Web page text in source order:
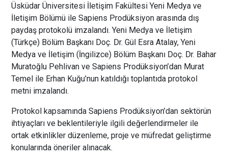
Üsküdar Üniversitesi İletişim Fakültesi Yeni Medya ve
İletişim Bölümü ile Sapiens Prodüksiyon arasında dış
paydaş protokolü imzalandı. Yeni Medya ve İletişim
(Türkçe) Bölüm Başkanı Doç. Dr. Gül Esra Atalay, Yeni
Medya ve İletişim (İngilizce) Bölüm Başkanı Doç. Dr. Bahar
Muratoğlu Pehlivan ve Sapiens Prodüksiyon’dan Murat
Temel ile Erhan Kuğu’nun katıldığı toplantıda protokol
metni imzalandı.
Protokol kapsamında Sapiens Prodüksiyon’dan sektörün
ihtiyaçları ve beklentileriyle ilgili değerlendirmeler ile
ortak etkinlikler düzenleme, proje ve müfredat geliştirme
konularında öneriler alınacak.